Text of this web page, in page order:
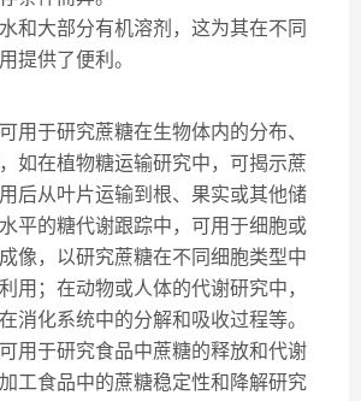
和大部分有机溶剂，这为其在不同
提供了便利。
用于研究蔗糖在生物体内的分布、
如在植物糖运输研究中，可揭示蔗
后从叶片运输到根、果实或其他储
平的糖代谢跟踪中，可用于细胞或
像，以研究蔗糖在不同细胞类型中
用；在动物或人体的代谢研究中，
消化系统中的分解和吸收过程等。
用于研究食品中蔗糖的释放和代谢
工食品中的蔗糖稳定性和降解研究